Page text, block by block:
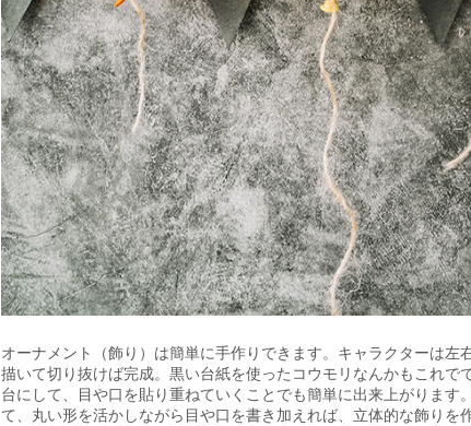
オーナメント（飾り）は簡単に手作りできます。キャラクターは
描いて切り抜けば完成。黒い台紙を使ったコウモリなんかもこれ
台にして、目や口を貼り重ねていくことでも簡単に出来上がりま
て、丸い形を活かしながら目や口を書き加えれば、立体的な飾り